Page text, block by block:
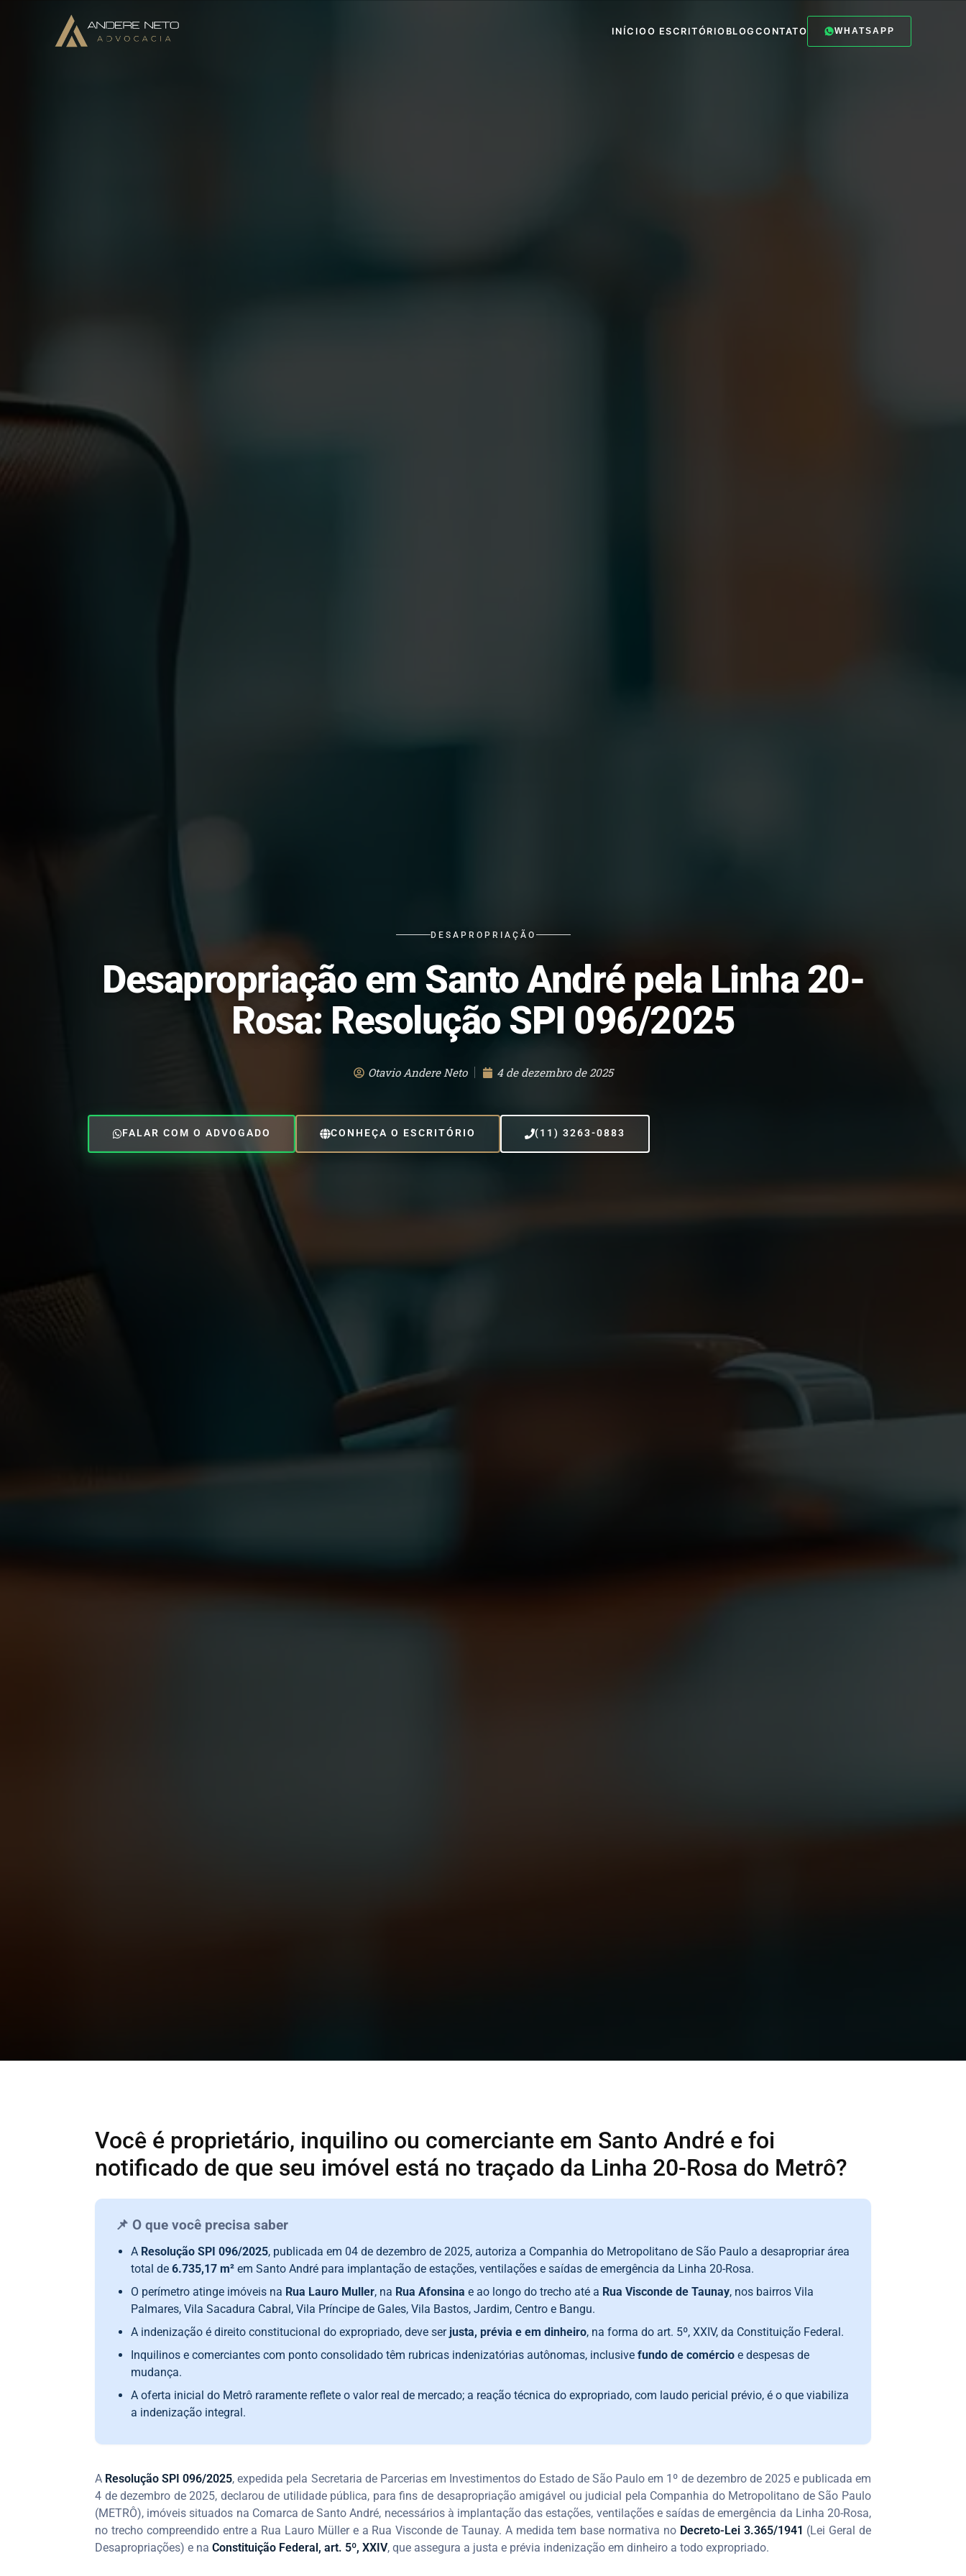
INÍCIOO ESCRITÓRIO BLOG CONTATO WHATSAPP
DESAPROPRIAÇÃO
Desapropriação em Santo André pela Linha 20-
Rosa: Resolução SPI 096/2025
Otavio Andere Neto 4 de dezembro de 2025
FALAR COM O ADVOGADO CONHEÇA O ESCRITÓRIO (11) 3263-0883
Você é proprietário, inquilino ou comerciante em Santo André e foi
notificado de que seu imóvel está no traçado da Linha 20-Rosa do Metrô?
📌 O que você precisa saber
A Resolução SPI 096/2025, publicada em 04 de dezembro de 2025, autoriza a Companhia do Metropolitano de São Paulo a desapropriar área
total de 6.735,17 m² em Santo André para implantação de estações, ventilações e saídas de emergência da Linha 20-Rosa.
O perímetro atinge imóveis na Rua Lauro Muller, na Rua Afonsina e ao longo do trecho até a Rua Visconde de Taunay, nos bairros Vila
Palmares, Vila Sacadura Cabral, Vila Príncipe de Gales, Vila Bastos, Jardim, Centro e Bangu.
A indenização é direito constitucional do expropriado, deve ser justa, prévia e em dinheiro, na forma do art. 5º, XXIV, da Constituição Federal.
Inquilinos e comerciantes com ponto consolidado têm rubricas indenizatórias autônomas, inclusive fundo de comércio e despesas de
mudança.
A oferta inicial do Metrô raramente reflete o valor real de mercado; a reação técnica do expropriado, com laudo pericial prévio, é o que viabiliza
a indenização integral.
A Resolução SPI 096/2025, expedida pela Secretaria de Parcerias em Investimentos do Estado de São Paulo em 1º de dezembro de 2025 e publicada em
4 de dezembro de 2025, declarou de utilidade pública, para fins de desapropriação amigável ou judicial pela Companhia do Metropolitano de São Paulo
(METRÔ), imóveis situados na Comarca de Santo André, necessários à implantação das estações, ventilações e saídas de emergência da Linha 20-Rosa,
no trecho compreendido entre a Rua Lauro Müller e a Rua Visconde de Taunay. A medida tem base normativa no Decreto-Lei 3.365/1941 (Lei Geral de
Desapropriações) e na Constituição Federal, art. 5º, XXIV, que assegura a justa e prévia indenização em dinheiro a todo expropriado.